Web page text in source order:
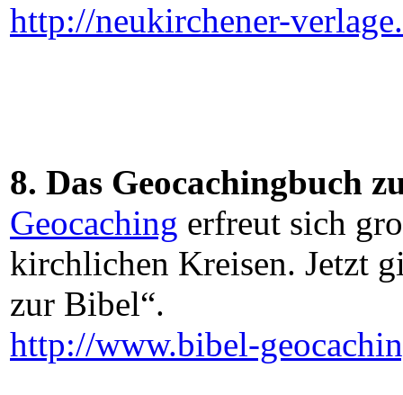
http://neukirchener-
8. Das Geocachingbuch
Geocaching erfreut sich
kirchlichen Kreisen. Jetzt
zur Bibel“.
http://www.bibel-